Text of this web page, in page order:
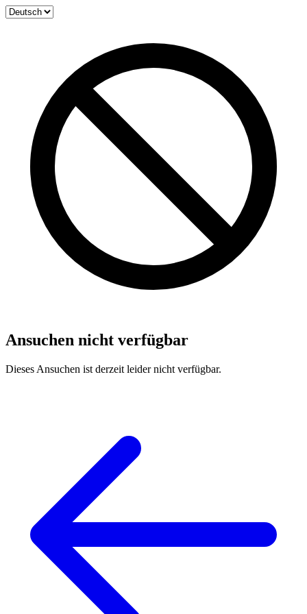
Ansuchen nicht verfügbar
Dieses Ansuchen ist derzeit leider nicht verfügbar.